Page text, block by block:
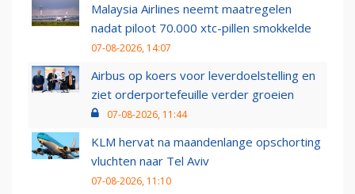
Malaysia Airlines neemt maatregelen
nadat piloot 70.000 xtc-pillen smokkelde
07-08-2026, 14:07
Airbus op koers voor leverdoelstelling en
ziet orderportefeuille verder groeien
07-08-2026, 11:44
KLM hervat na maandenlange opschorting
vluchten naar Tel Aviv
07-08-2026, 11:10